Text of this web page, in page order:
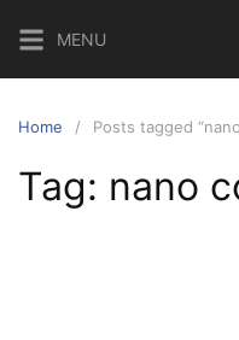
content
MENU
Home Posts tagged
Tag: nano